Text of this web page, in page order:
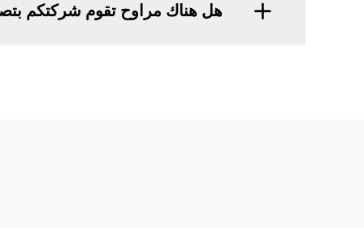
هل هناك مراوح تقوم شركتكم